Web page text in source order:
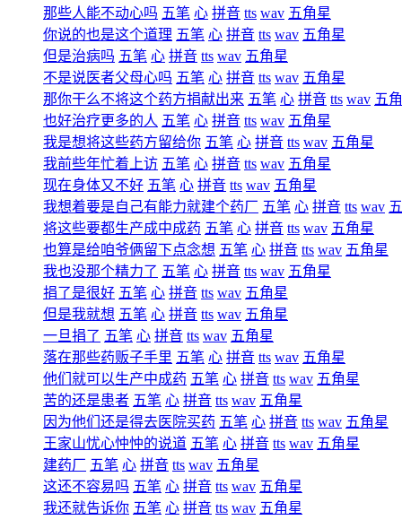
那些人能不动心吗 五笔 心 拼音 tts wav 五角星
你说的也是这个道理 五笔 心 拼音 tts wav 五角星
但是治病吗 五笔 心 拼音 tts wav 五角星
不是说医者父母心吗 五笔 心 拼音 tts wav 五角星
那你干么不将这个药方捐献出来 五笔 心 拼音 tts wav 五
也好治疗更多的人 五笔 心 拼音 tts wav 五角星
我是想将这些药方留给你 五笔 心 拼音 tts wav 五角星
我前些年忙着上访 五笔 心 拼音 tts wav 五角星
现在身体又不好 五笔 心 拼音 tts wav 五角星
我想着要是自己有能力就建个药厂 五笔 心 拼音 tts wav
将这些要都生产成中成药 五笔 心 拼音 tts wav 五角星
也算是给咱爷俩留下点念想 五笔 心 拼音 tts wav 五角星
我也没那个精力了 五笔 心 拼音 tts wav 五角星
捐了是很好 五笔 心 拼音 tts wav 五角星
但是我就想 五笔 心 拼音 tts wav 五角星
一旦捐了 五笔 心 拼音 tts wav 五角星
落在那些药贩子手里 五笔 心 拼音 tts wav 五角星
他们就可以生产中成药 五笔 心 拼音 tts wav 五角星
苦的还是患者 五笔 心 拼音 tts wav 五角星
因为他们还是得去医院买药 五笔 心 拼音 tts wav 五角星
王家山忧心忡忡的说道 五笔 心 拼音 tts wav 五角星
建药厂 五笔 心 拼音 tts wav 五角星
这还不容易吗 五笔 心 拼音 tts wav 五角星
我还就告诉你 五笔 心 拼音 tts wav 五角星